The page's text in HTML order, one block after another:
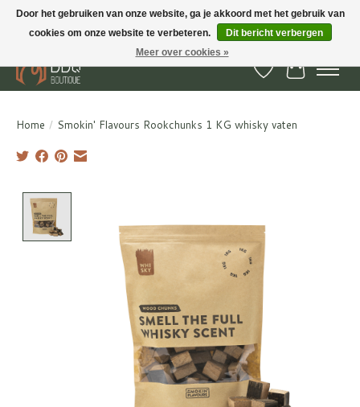
BBQ Boutique - Gratis verzenden en afhalen in Hedel en Kesteren
Verlanglijst
Home / Smokin' Flavours Rookchunks 1 KG whisky vaten
Door het gebruiken van onze website, ga je akkoord met het gebruik van
cookies om onze website te verbeteren.
Dit bericht verbergen
Meer over cookies »